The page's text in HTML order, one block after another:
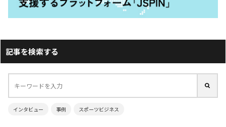
記事を検索する
インタビュー 事例 スポーツビジネス